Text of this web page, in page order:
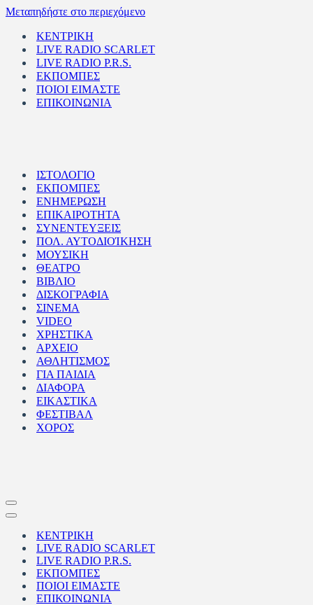
Μεταπηδήστε στο περιεχόμενο
ΚΕΝΤΡΙΚΗ
LIVE RADIO SCARLET
LIVE RADIO P.R.S.
ΕΚΠΟΜΠΕΣ
ΠΟΙΟΙ ΕΙΜΑΣΤΕ
ΕΠΙΚΟΙΝΩΝΙΑ
ΙΣΤΟΛΟΓΙΟ
ΕΚΠΟΜΠΕΣ
ΕΝΗΜΕΡΩΣΗ
ΕΠΙΚΑΙΡΟΤΗΤΑ
ΣΥΝΕΝΤΕΥΞΕΙΣ
ΠΟΛ. ΑΥΤΟΔΙΟΊΚΗΣΗ
ΜΟΥΣΙΚΗ
ΘΕΑΤΡΟ
ΒΙΒΛΙΟ
ΔΙΣΚΟΓΡΑΦΙΑ
ΣΙΝΕΜΑ
VIDEO
ΧΡΗΣΤΙΚΑ
ΑΡΧΕΙΟ
ΑΘΛΗΤΙΣΜΟΣ
ΓΙΑ ΠΑΙΔΙΑ
ΔΙΑΦΟΡΑ
ΕΙΚΑΣΤΙΚΑ
ΦΕΣΤΙΒΑΛ
ΧΟΡΟΣ
Μενού
πλοήγησης
Μενού
πλοήγησηςΚΕΝΤΡΙΚΗ
LIVE RADIO SCARLET
LIVE RADIO P.R.S.
ΕΚΠΟΜΠΕΣ
ΠΟΙΟΙ ΕΙΜΑΣΤΕ
ΕΠΙΚΟΙΝΩΝΙΑ